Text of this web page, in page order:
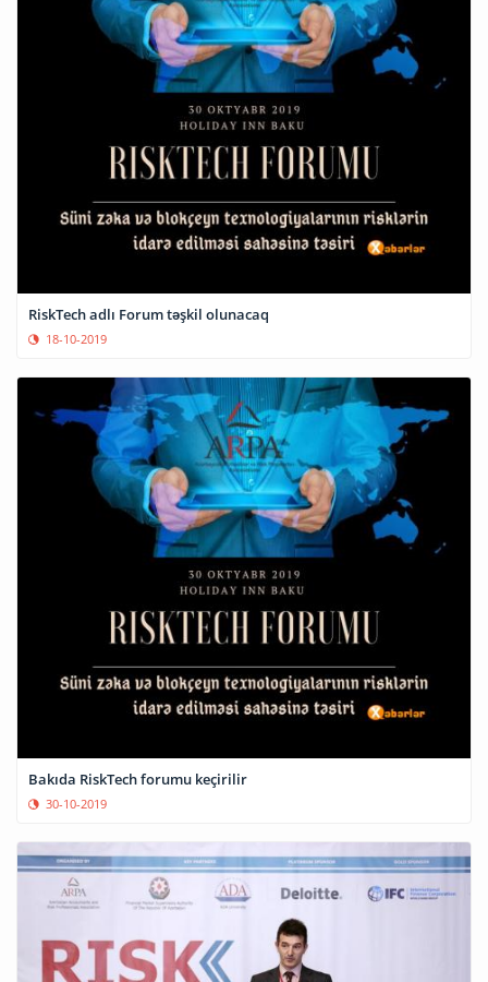
RiskTech adlı Forum təşkil olunacaq
18-10-2019
Bakıda RiskTech forumu keçirilir
30-10-2019